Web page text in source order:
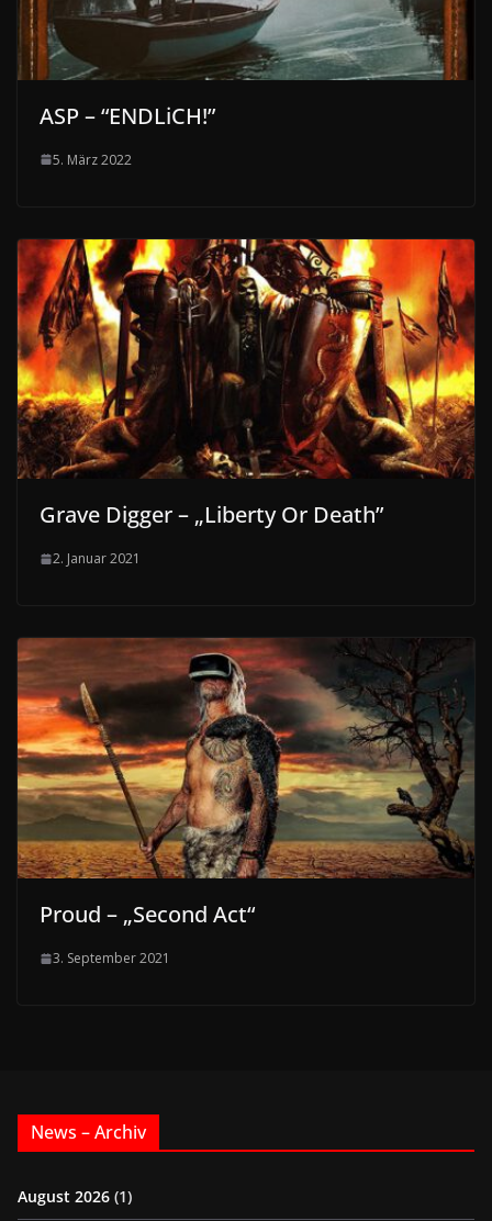
ASP – “ENDLiCH!”
5. März 2022
Grave Digger – „Liberty Or Death”
2. Januar 2021
Proud – „Second Act“
3. September 2021
News – Archiv
August 2026 (1)